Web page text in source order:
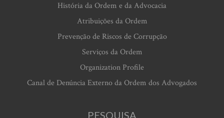
História da Ordem e da Advocacia
Atribuições da Ordem
Prevenção de Riscos de Corrupção
Serviços da Ordem
Organization Profile
Canal de Denúncia Externo da Ordem dos Advogados
PESQUISA